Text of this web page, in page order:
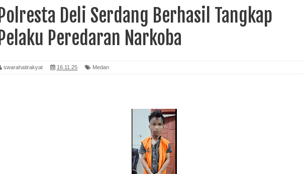
Polresta Deli Serdang Berhasil Tangkap
Pelaku Peredaran Narkoba
swarahatirakyat 16.11.25 Medan